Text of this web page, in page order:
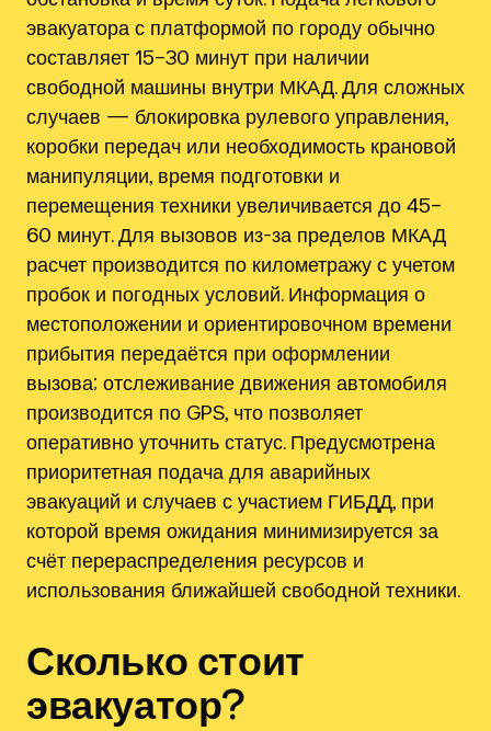
эвакуатора с платформой по городу обычно
составляет 15–30 минут при наличии
свободной машины внутри МКАД. Для сложных
случаев — блокировка рулевого управления,
коробки передач или необходимость крановой
манипуляции, время подготовки и
перемещения техники увеличивается до 45–
60 минут. Для вызовов из-за пределов МКАД
расчет производится по километражу с учетом
пробок и погодных условий. Информация о
местоположении и ориентировочном времени
прибытия передаётся при оформлении
вызова; отслеживание движения автомобиля
производится по GPS, что позволяет
оперативно уточнить статус. Предусмотрена
приоритетная подача для аварийных
эвакуаций и случаев с участием ГИБДД, при
которой время ожидания минимизируется за
счёт перераспределения ресурсов и
использования ближайшей свободной техники.
Сколько стоит
эвакуатор?